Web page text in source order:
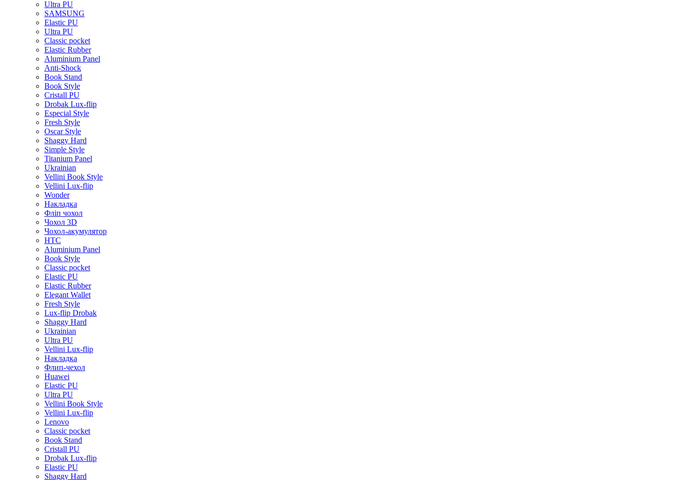
Ultra PU
SAMSUNG
Elastic PU
Ultra PU
Classic pocket
Elastic Rubber
Aluminium Panel
Anti-Shock
Book Stand
Book Style
Cristall PU
Drobak Lux-flip
Especial Style
Fresh Style
Oscar Style
Shaggy Hard
Simple Style
Titanium Panel
Ukrainian
Vellini Book Style
Vellini Lux-flip
Wonder
Накладка
Фліп чохол
Чохол 3D
Чохол-акумулятор
HTC
Aluminium Panel
Book Style
Classic pocket
Elastic PU
Elastic Rubber
Elegant Wallet
Fresh Style
Lux-flip Drobak
Shaggy Hard
Ukrainian
Ultra PU
Vellini Lux-flip
Накладка
Флип-чехол
Huawei
Elastic PU
Ultra PU
Vellini Book Style
Vellini Lux-flip
Lenovo
Classic pocket
Book Stand
Cristall PU
Drobak Lux-flip
Elastic PU
Shaggy Hard